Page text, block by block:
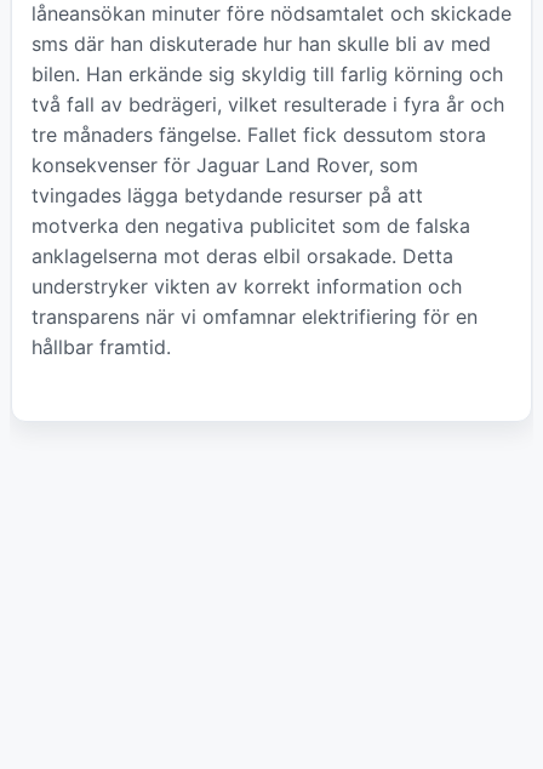
låneansökan minuter före nödsamtalet och skickade
sms där han diskuterade hur han skulle bli av med
bilen. Han erkände sig skyldig till farlig körning och
två fall av bedrägeri, vilket resulterade i fyra år och
tre månaders fängelse. Fallet fick dessutom stora
konsekvenser för Jaguar Land Rover, som
tvingades lägga betydande resurser på att
motverka den negativa publicitet som de falska
anklagelserna mot deras elbil orsakade. Detta
understryker vikten av korrekt information och
transparens när vi omfamnar elektrifiering för en
hållbar framtid.